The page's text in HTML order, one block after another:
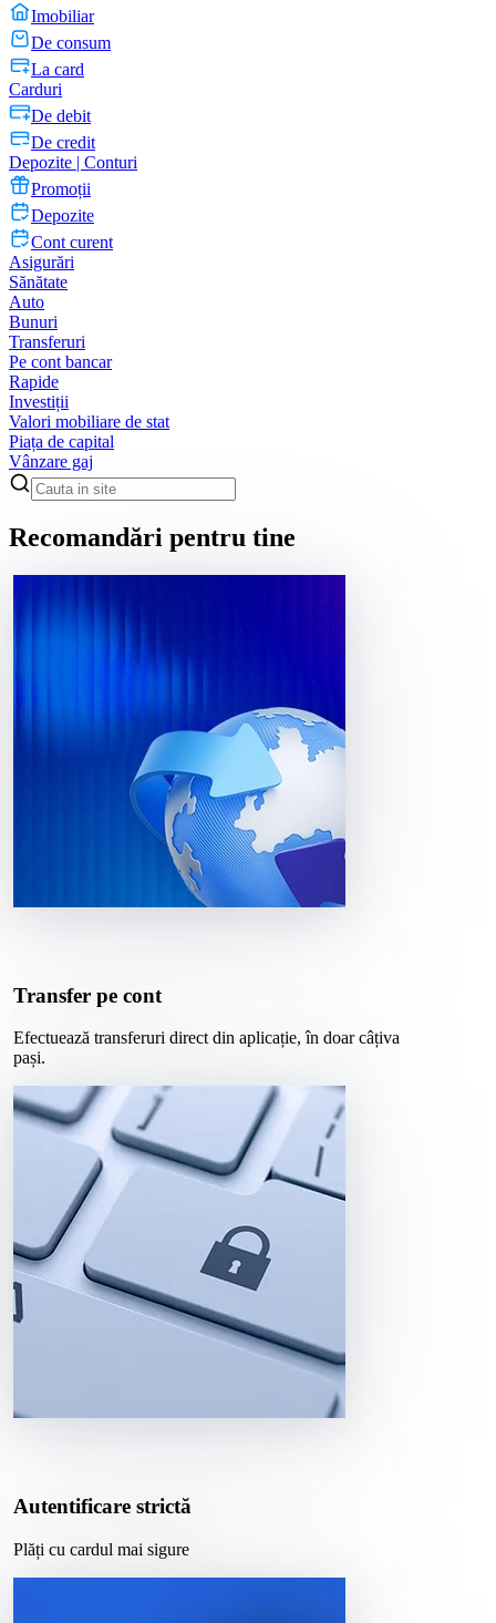
Imobiliar
De consum
La card
Carduri
De debit
De credit
Depozite | Conturi
Promoții
Depozite
Cont curent
Asigurări
Sănătate
Auto
Bunuri
Transferuri
Pe cont bancar
Rapide
Investiții
Valori mobiliare de stat
Piața de capital
Vânzare gaj
Recomandări pentru tine
Transfer pe cont
Efectuează transferuri direct din aplicație, în doar câțiva
pași.
Autentificare strictă
Plăți cu cardul mai sigure